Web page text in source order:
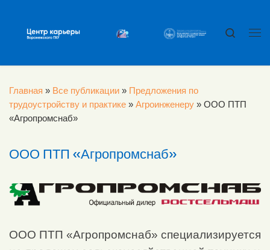
Search
Главная » Все публикации » Предложения по
трудоустройству и практике » Агроинженеру » ООО ПТП
«Агропромснаб»
ООО ПТП «Агропромснаб»
ООО ПТП «Агропромснаб» специализируется